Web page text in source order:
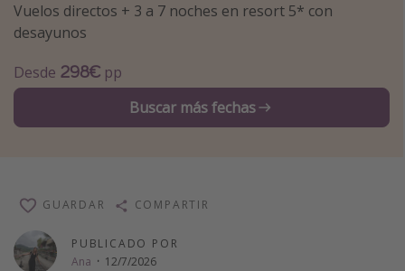
Camping
Glamping
Viajes en tren
Viajar sola como mujer
Ofertas para Vacaciones Activas
Viajes para singles
Escapadas románticas
Vuelos directos + 3 a 7 noches en resort 5* con
desayunos
Desde 298€ pp
Buscar más fechas
PUBLICADO POR
Ana · 12/7/2026
GUARDAR COMPARTIR